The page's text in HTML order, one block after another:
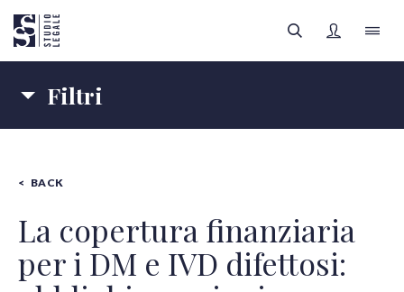
APPROFONDIMENTI
Tutte le categorie
Filtri
IMPRESE
SANITÀ
Tipologia contenuti
BACK
La copertura finanziaria
per i DM e IVD difettosi: